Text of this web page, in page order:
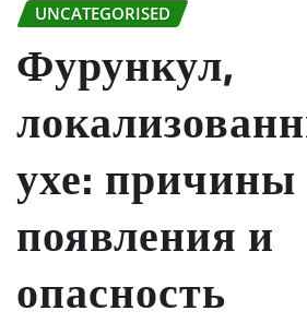
UNCATEGORISED
Фурункул,
ухе: причины
появления и
опасность